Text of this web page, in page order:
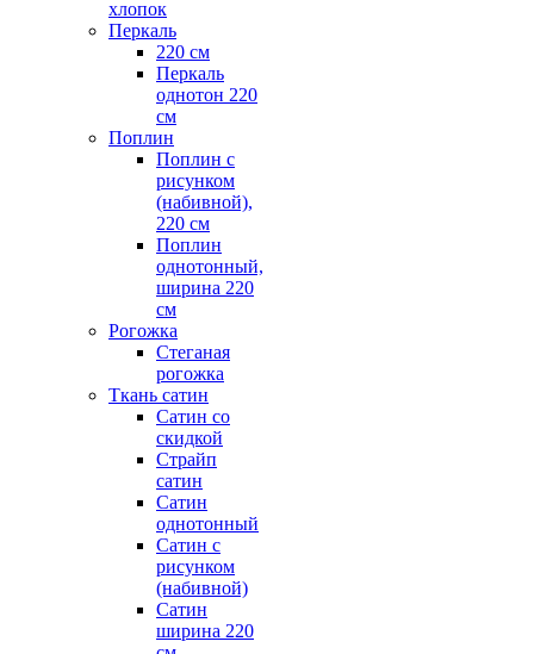
хлопок
Перкаль
220 см
Перкаль
однотон 220
см
Поплин
Поплин с
рисунком
(набивной),
220 см
Поплин
однотонный,
ширина 220
см
Рогожка
Стеганая
рогожка
Ткань сатин
Сатин со
скидкой
Страйп
сатин
Сатин
однотонный
Сатин с
рисунком
(набивной)
Сатин
ширина 220